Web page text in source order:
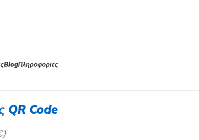
BlogΠληροφορίες
QR Code
)